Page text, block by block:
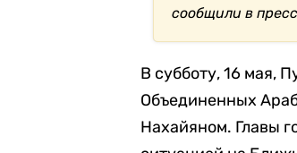
сообщили в
В субботу, 16 мая,
Объединенных
Нахайяном. Главы